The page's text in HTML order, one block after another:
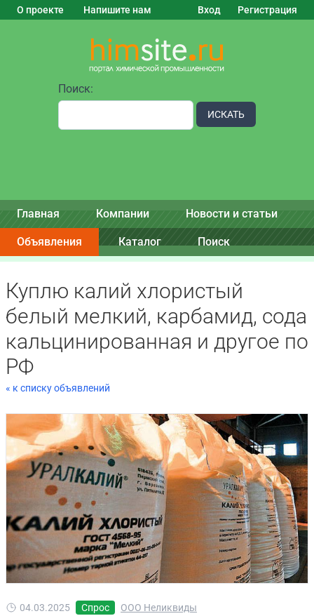
О проекте Напишите нам Вход Регистрация
Поиск:
ИСКАТЬ
Главная Компании Новости и статьи
Объявления Каталог Поиск
Куплю калий хлористый
белый мелкий, карбамид, сода
кальцинированная и другое по
РФ
« к списку объявлений
04.03.2025 Спрос ООО Неликвиды